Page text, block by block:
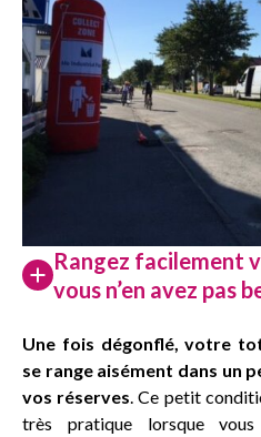
Rangez facilement
vous n’en avez pas
Une fois dégonflé, votre
se range aisément dans un
vos réserves . Ce petit
très pratique lorsque